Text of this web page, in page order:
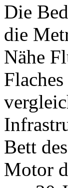
Die
die
Nähe
Bett
Motor